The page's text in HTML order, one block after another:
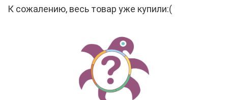
К сожалению, весь товар уже купили:(